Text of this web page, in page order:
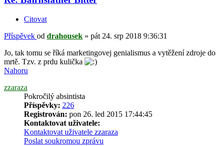
Citovat
Příspěvek od drahousek » pát 24. srp 2018 9:36:31
Jo, tak tomu se říká marketingovej genialismus a vytěžení zdroje do
mrtě. Tzv. z prdu kulička
Nahoru
zzaraza
Pokročilý absintista
Příspěvky: 226
Registrován: pon 26. led 2015 17:44:45
Kontaktovat uživatele:
Kontaktovat uživatele zzaraza
Poslat soukromou zprávu